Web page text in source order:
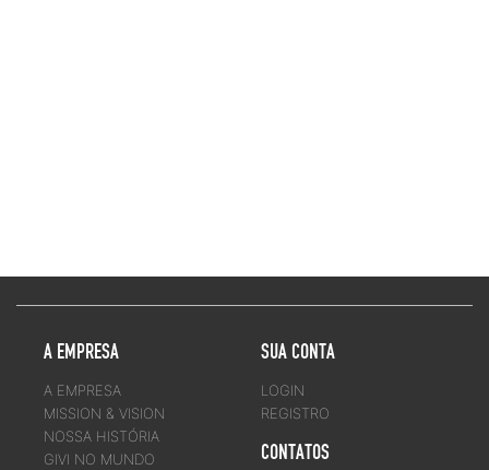
A EMPRESA
A EMPRESA
MISSION & VISION
NOSSA HISTÓRIA
GIVI NO MUNDO
SUA CONTA
LOGIN
REGISTRO
CONTATOS